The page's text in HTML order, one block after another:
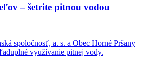
– šetrite pitnou vodou
spoločnosť, a. s. a Obec Horné Pršany
využívanie pitnej vody.